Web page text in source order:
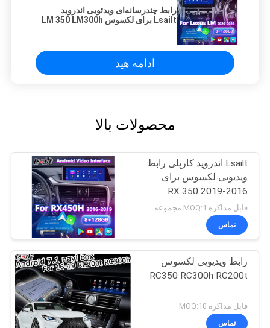
رابط چندرسانه‌ای ویدئویی اندروید
Lsailt برای لکسوس LM 350 LM300h
ادامه هید
محصولات بالا
Lsailt اندروید کارپلی رابط
ویدیویی لکسوس برای
2016-2019 RX 350
RX450h RX200t RX350L
RX450L RX300 RX350
قابل مذاکره MOQ:1 مجموعه
تماس
رابط ویدیویی لکسوس
RC350 RC300h RC200t
قابل مذاکره MOQ:10
تماس